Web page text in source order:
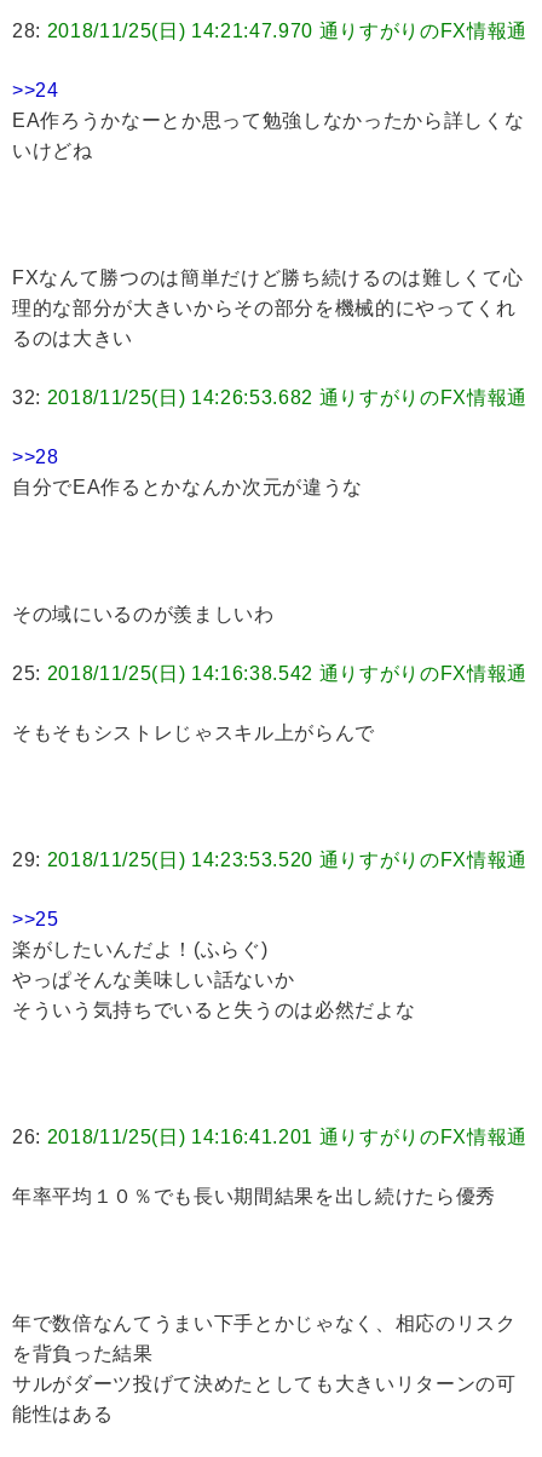
28: 2018/11/25(日) 14:21:47.970 通りすがりのFX情報通
>>24
EA作ろうかなーとか思って勉強しなかったから詳しくな
いけどね
FXなんて勝つのは簡単だけど勝ち続けるのは難しくて心
理的な部分が大きいからその部分を機械的にやってくれ
るのは大きい
32: 2018/11/25(日) 14:26:53.682 通りすがりのFX情報通
>>28
自分でEA作るとかなんか次元が違うな
その域にいるのが羨ましいわ
25: 2018/11/25(日) 14:16:38.542 通りすがりのFX情報通
そもそもシストレじゃスキル上がらんで
29: 2018/11/25(日) 14:23:53.520 通りすがりのFX情報通
>>25
楽がしたいんだよ！(ふらぐ)
やっぱそんな美味しい話ないか
そういう気持ちでいると失うのは必然だよな
26: 2018/11/25(日) 14:16:41.201 通りすがりのFX情報通
年率平均１０％でも長い期間結果を出し続けたら優秀
年で数倍なんてうまい下手とかじゃなく、相応のリスク
を背負った結果
サルがダーツ投げて決めたとしても大きいリターンの可
能性はある